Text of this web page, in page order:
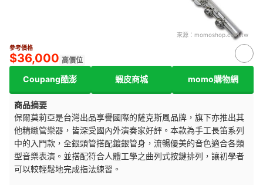
來源： momoshop.com.tw
參考價格
$36,000 高價位
Coupang酷澎 蝦皮商城 momo購物網
商品摘要
保爾莫莉亞是台灣出品享譽國際的薩克斯風品牌，旗下亦推出其
他精緻管樂器，皆深受國內外演奏家好評。本款為手工長笛系列
中的入門款，全銀頭管搭配鍍銀管身，流暢優美的音色適合各類
型音樂表演。並搭配符合人體工學之曲列式按鍵排列，讓初學者
可以較輕鬆地完成指法練習。